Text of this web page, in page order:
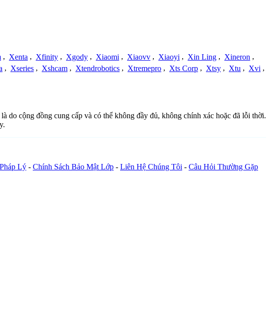
, Xenta , Xfinity , Xgody , Xiaomi , Xiaovv , Xiaoyi , Xin Ling , Xineron ,
, Xseries , Xshcam , Xtendrobotics , Xtremepro , Xts Corp , Xtsy , Xtu , Xvi ,
do cộng đồng cung cấp và có thể không đầy đủ, không chính xác hoặc đã lỗi thời.
Lý - Chính Sách Bảo Mật Lớp - Liên Hệ Chúng Tôi - Câu Hỏi Thường Gặp